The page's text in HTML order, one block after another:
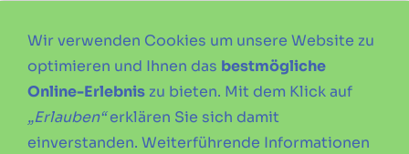
Wir verwenden Cookies um unsere Website zu
optimieren und Ihnen das bestmögliche
Online-Erlebnis zu bieten. Mit dem Klick auf
„Erlauben“erklären Sie sich damit
einverstanden. Weiterführende Informationen